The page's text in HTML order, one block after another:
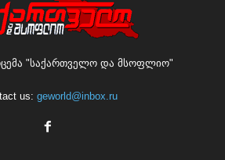
"საქართველო და მსოფლიო"
us: geworld@inbox.ru